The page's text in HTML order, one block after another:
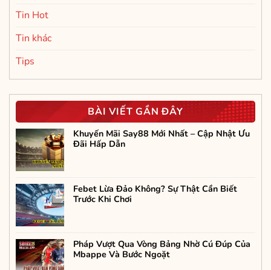
Tin Hot
Tin khác
Tips
BÀI VIẾT GẦN ĐÂY
Khuyến Mãi Say88 Mới Nhất – Cập Nhật Ưu
Đãi Hấp Dẫn
Febet Lừa Đảo Không? Sự Thật Cần Biết
Trước Khi Chơi
Pháp Vượt Qua Vòng Bảng Nhờ Cú Đúp Của
Mbappe Và Bước Ngoặt